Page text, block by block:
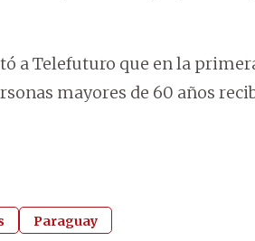
a Telefuturo que en la
mayores de 60 años
Paraguay